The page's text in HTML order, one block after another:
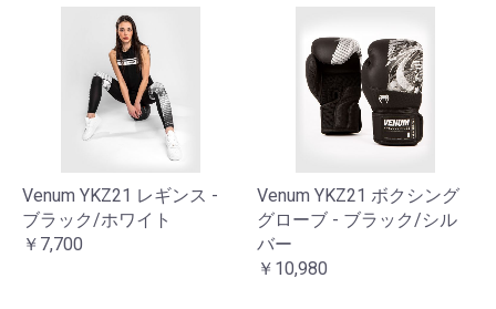
Venum YKZ21 レギンス -
ブラック/ホワイト
￥7,700
Venum YKZ21 ボクシング
グローブ - ブラック/シル
バー
￥10,980